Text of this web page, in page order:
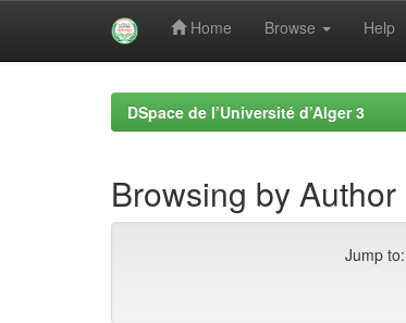
Home Browse Help
DSpace de l’Université d’Alger 3
Jump to: